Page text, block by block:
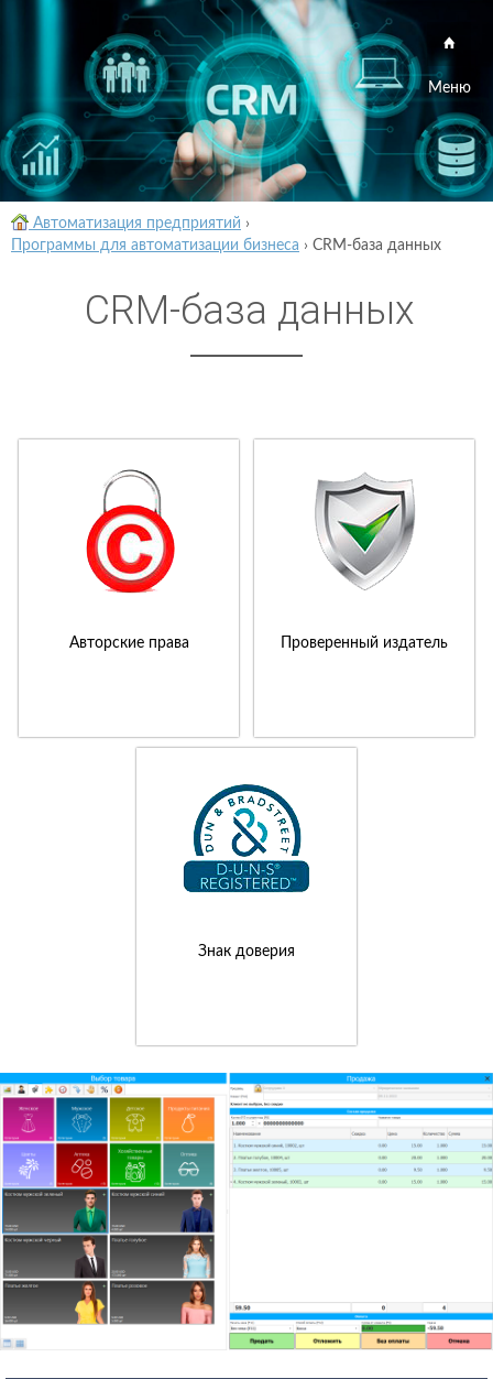
Меню
Автоматизация предприятий ›
Программы для автоматизации бизнеса › CRM-база данных
CRM-база данных
Авторские права Проверенный издатель
Знак доверия